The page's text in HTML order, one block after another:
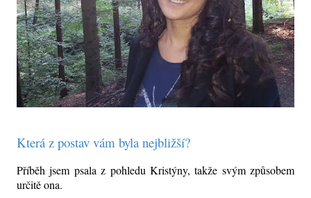
Která z postav vám byla nejbližší?
Příběh jsem psala z pohledu Kristýny, takže svým způsobem
určitě ona.